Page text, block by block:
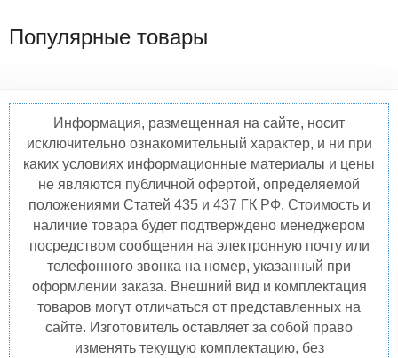
Популярные товары
Информация, размещенная на сайте, носит
исключительно ознакомительный характер, и ни при
каких условиях информационные материалы и цены
не являются публичной офертой, определяемой
положениями Статей 435 и 437 ГК РФ. Стоимость и
наличие товара будет подтверждено менеджером
посредством сообщения на электронную почту или
телефонного звонка на номер, указанный при
оформлении заказа. Внешний вид и комплектация
товаров могут отличаться от представленных на
сайте. Изготовитель оставляет за собой право
изменять текущую комплектацию, без